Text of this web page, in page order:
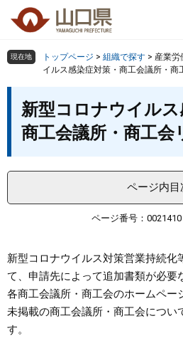
の
頭
ー
飛
組織で探す
教育・文化・スポーツ
しごと・産業・観光
検索の仕方 組織で探す サイ
現在地 トップページ > 組織で探す > 産業労
イルス感染症対策・商工会議所・商
新型コロナウイルス
商工会議所・商工会
ページ内目
ページ番号：0021410
新型コロナウイルス対策営業持続化
て、申請先によって追加書類が必要
各商工会議所・商工会のホームペー
未掲載の商工会議所・商工会につい
す。